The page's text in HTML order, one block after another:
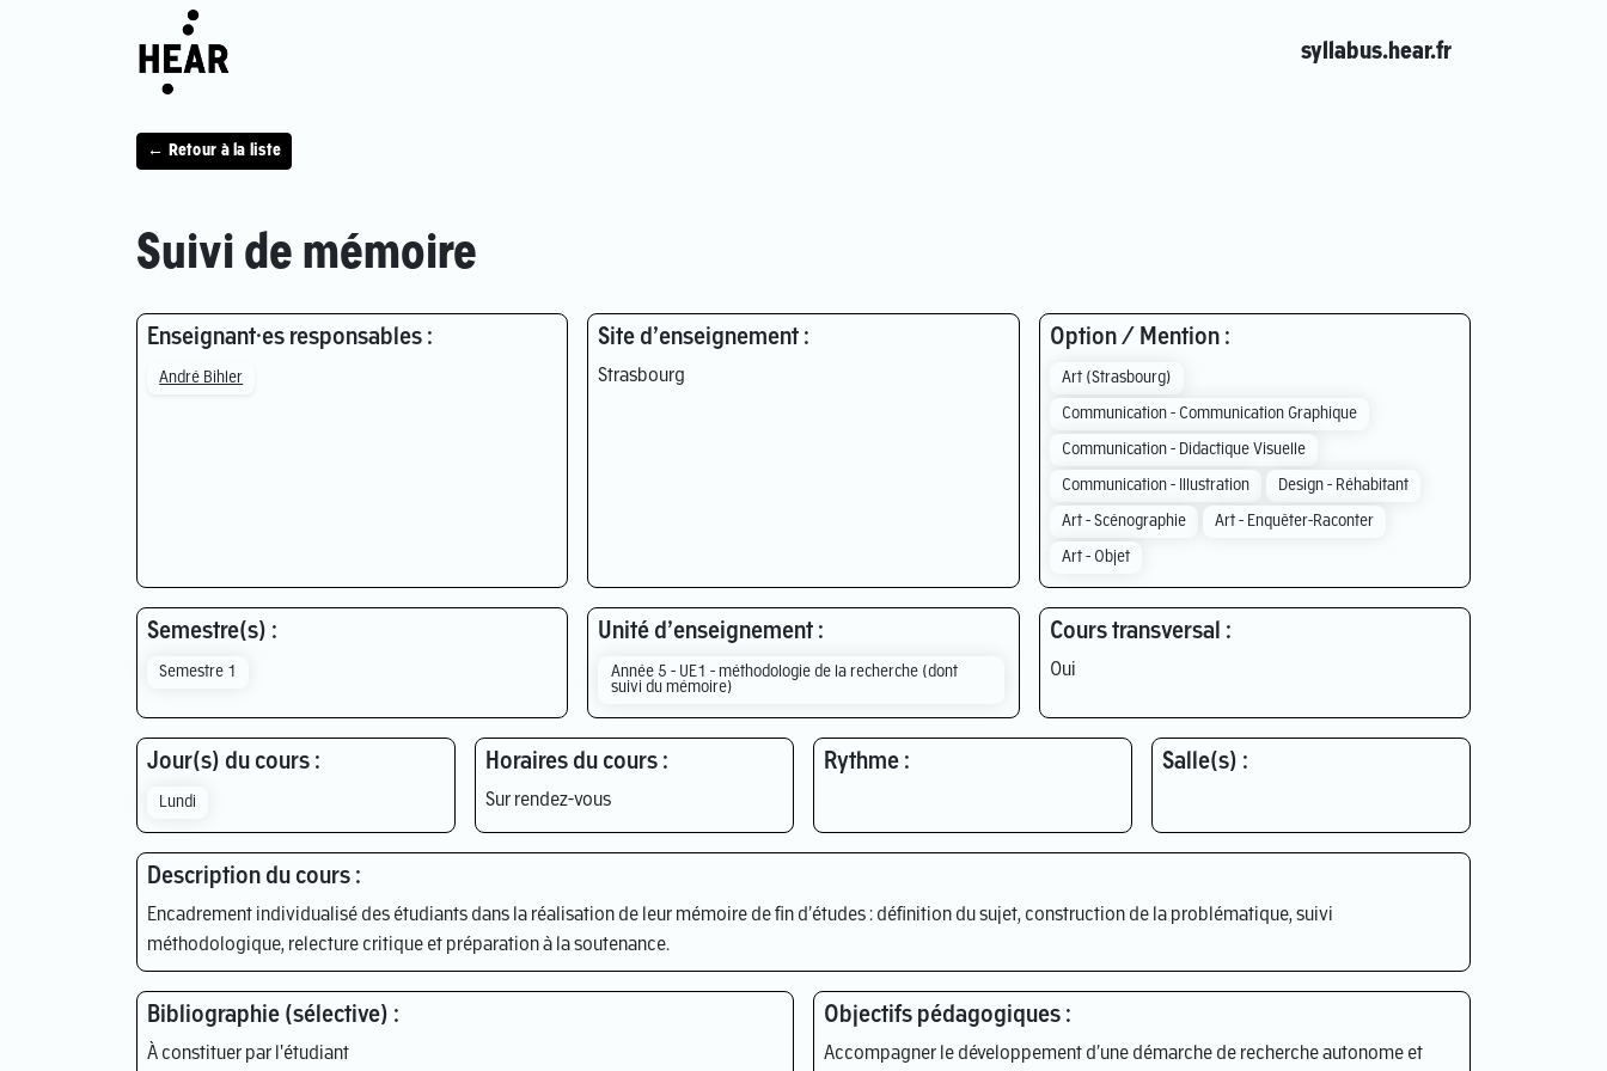
syllabus.hear.fr
← Retour à la liste
Suivi de mémoire
Enseignant·es responsables :
André Bihler
Site d’enseignement :
Strasbourg
Option / Mention :
Art (Strasbourg)
Communication - Communication Graphique
Communication - Didactique Visuelle
Communication - Illustration Design - Réhabitant
Art - Scénographie Art - Enquêter-Raconter
Art - Objet
Semestre(s) :
Semestre 1
Unité d’enseignement :
Année 5 - UE1 - méthodologie de la recherche (dont
suivi du mémoire)
Cours transversal :
Oui
Jour(s) du cours :
Lundi
Horaires du cours :
Sur rendez-vous
Rythme : Salle(s) :
Description du cours :
Encadrement individualisé des étudiants dans la réalisation de leur mémoire de fin d’études : définition du sujet, construction de la problématique, suivi
méthodologique, relecture critique et préparation à la soutenance.
Bibliographie (sélective) :
À constituer par l'étudiant
Objectifs pédagogiques :
Accompagner le développement d’une démarche de recherche autonome et